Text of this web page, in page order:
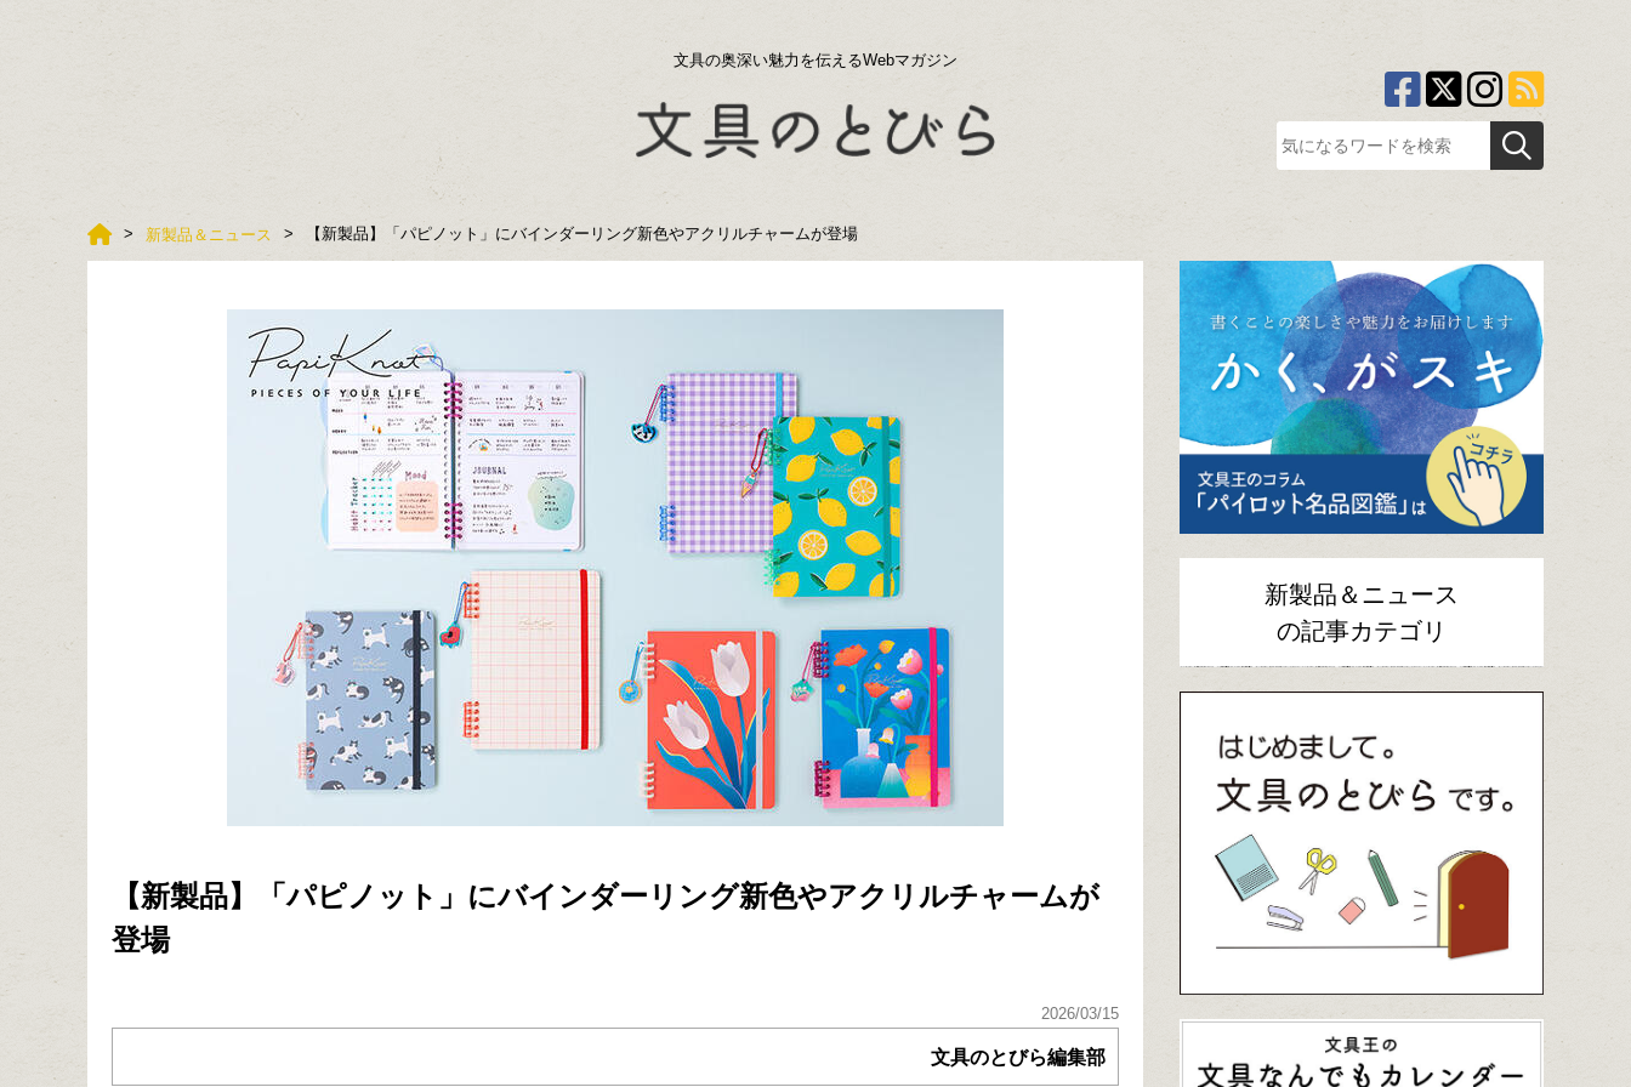
文具の奥深い魅力を伝えるWebマガジン
新製品＆ニュース 【新製品】「パピノット」にバインダーリング新色やアクリルチャームが登場
【新製品】「パピノット」にバインダーリング新色やアクリルチャームが
登場
2026/03/15
文具のとびら編集部
新製品＆ニュース
の記事カテゴリ